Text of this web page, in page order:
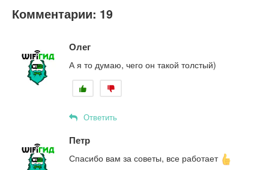
Комментарии: 19
Олег
А я то думаю, чего он такой толстый)
Ответить
Петр
Спасибо вам за советы, все работает